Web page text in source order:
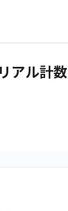
アル計